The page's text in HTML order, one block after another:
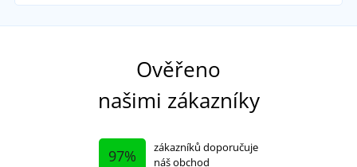
Ověřeno
našimi zákazníky
97%
zákazníků doporučuje
náš obchod